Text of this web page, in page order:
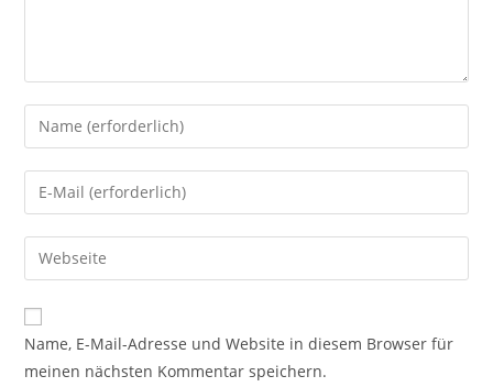
Gib
deinen
Namen
oder
zum
Kommentieren
ein
Gib
deine
E-
Mail-
zum
Kommentieren
ein
Gib
deine
Website-
URL
Name, E-Mail-Adresse und Website in diesem Browser für
meinen nächsten Kommentar speichern.